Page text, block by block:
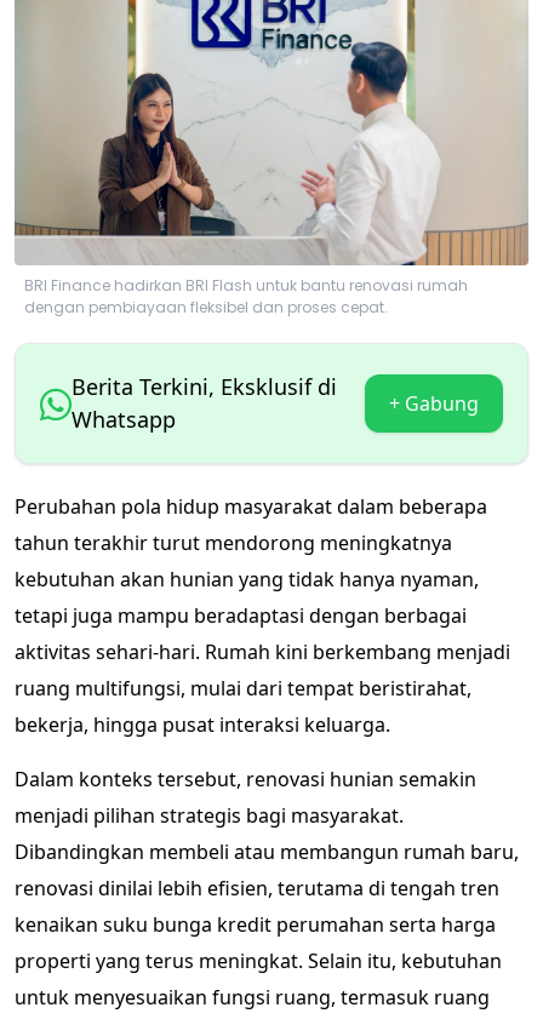
BRI Finance hadirkan BRI Flash untuk bantu renovasi rumah
dengan pembiayaan fleksibel dan proses cepat.
Berita Terkini, Eksklusif di
Whatsapp
+ Gabung
Perubahan pola hidup masyarakat dalam beberapa
tahun terakhir turut mendorong meningkatnya
kebutuhan akan hunian yang tidak hanya nyaman,
tetapi juga mampu beradaptasi dengan berbagai
aktivitas sehari-hari. Rumah kini berkembang menjadi
ruang multifungsi, mulai dari tempat beristirahat,
bekerja, hingga pusat interaksi keluarga.
Dalam konteks tersebut, renovasi hunian semakin
menjadi pilihan strategis bagi masyarakat.
Dibandingkan membeli atau membangun rumah baru,
renovasi dinilai lebih efisien, terutama di tengah tren
kenaikan suku bunga kredit perumahan serta harga
properti yang terus meningkat. Selain itu, kebutuhan
untuk menyesuaikan fungsi ruang, termasuk ruang